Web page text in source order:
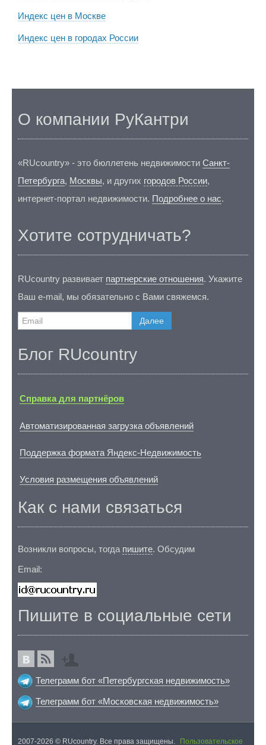
Индекс цен в Москве
Индекс цен в городах России
О компании РуКантри
«RUcountry» - это бюллетень недвижимости Санкт-
Петербурга, Москвы, и других городов России,
интернет-портал недвижимости. Подробнее о нас.
Хотите сотрудничать?
RUcountry развивает партнерские отношения. Укажите
Ваш e-mail, мы обязательно с Вами свяжемся.
Далее
Блог RUcountry
Справка для партнёров
Автоматизированная загрузка объявлений
Поддержка формата Яндекс-Недвижимость
Условия размещения объявлений
Как с нами связаться
Возникли вопросы, тогда пишите. Обсудим
Email:
Пишите в социальные сети
Телеграмм бот «Петербургская недвижимость»
Телеграмм бот «Московская недвижимость»
2007-2026 © RUcountry. Все права защищены. Пользовательское